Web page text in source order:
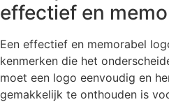
effectief en
Een effectief en memorabel
kenmerken die het
moet een logo eenvoudig en
gemakkelijk te onthouden is